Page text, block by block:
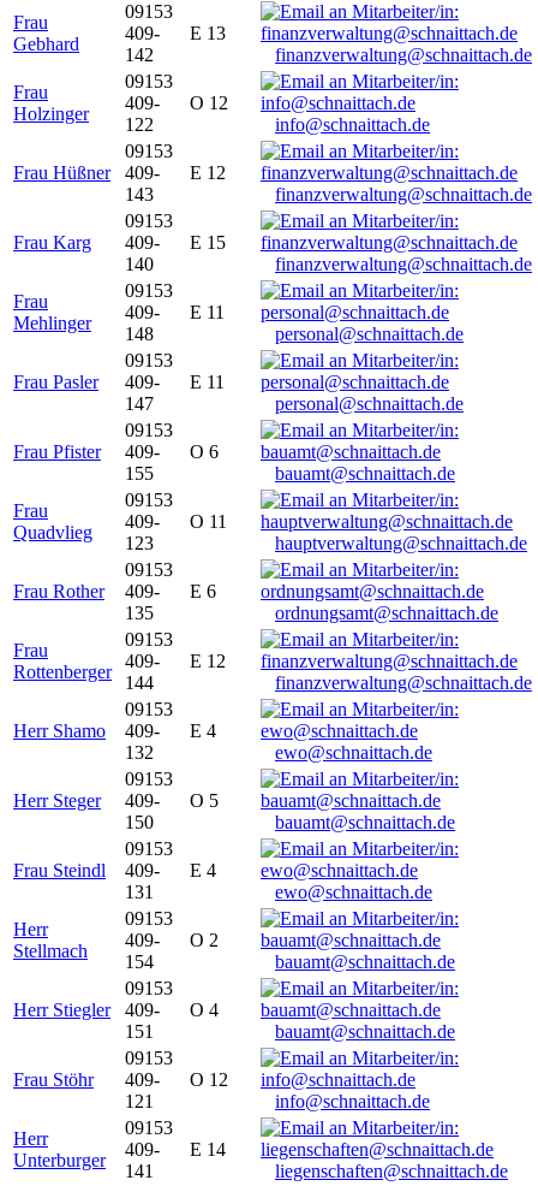
Frau
Gebhard
09153
409-
142
E 13
finanzverwaltung@schnaittach.de
Frau
Holzinger
09153
409-
122
O 12
info@schnaittach.de
Frau Hüßner
09153
409-
143
E 12
finanzverwaltung@schnaittach.de
Frau Karg
09153
409-
140
E 15
finanzverwaltung@schnaittach.de
Frau
Mehlinger
09153
409-
148
E 11
personal@schnaittach.de
Frau Pasler
09153
409-
147
E 11
personal@schnaittach.de
Frau Pfister
09153
409-
155
O 6
bauamt@schnaittach.de
Frau
Quadvlieg
09153
409-
123
O 11
hauptverwaltung@schnaittach.de
Frau Rother
09153
409-
135
E 6
ordnungsamt@schnaittach.de
Frau
Rottenberger
09153
409-
144
E 12
finanzverwaltung@schnaittach.de
Herr Shamo
09153
409-
132
E 4
ewo@schnaittach.de
Herr Steger
09153
409-
150
O 5
bauamt@schnaittach.de
Frau Steindl
09153
409-
131
E 4
ewo@schnaittach.de
Herr
Stellmach
09153
409-
154
O 2
bauamt@schnaittach.de
Herr Stiegler
09153
409-
151
O 4
bauamt@schnaittach.de
Frau Stöhr
09153
409-
121
O 12
info@schnaittach.de
Herr
Unterburger
09153
409-
141
E 14
liegenschaften@schnaittach.de